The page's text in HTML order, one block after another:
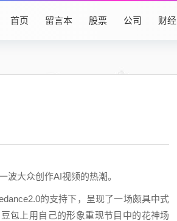
首页 留言本 股票 公司 财经
波大众创作AI视频的热潮。
的支持下，呈现了一场颇具中式
包上用自己的形象重现节目中的花神场